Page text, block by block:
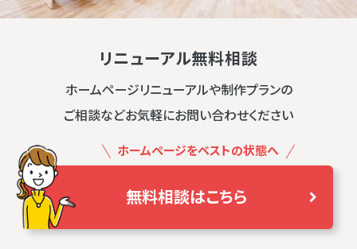
リニューアル無料相談
ホームページリニューアルや制作プランの
ご相談などお気軽にお問い合わせください
ホームページをベストの状態へ
無料相談はこちら